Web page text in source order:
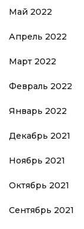
Май 2022
Апрель 2022
Март 2022
Февраль 2022
Январь 2022
Декабрь 2021
Ноябрь 2021
Октябрь 2021
Сентябрь 2021